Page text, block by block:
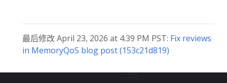
最后修改 April 23, 2026 at 4:39 PM PST: Fix reviews
in MemoryQoS blog post (153c21d819)